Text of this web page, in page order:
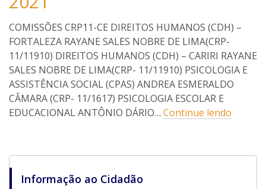
1
1
/
2
0
1
9
i
c
a
r
l
o
s
COMISSÕES CRP11-CE DIREITOS HUMANOS (CDH) –
FORTALEZA RAYANE SALES NOBRE DE LIMA(CRP-
11/11910) DIREITOS HUMANOS (CDH) – CARIRI RAYANE
SALES NOBRE DE LIMA(CRP- 11/11910) PSICOLOGIA E
ASSISTÊNCIA SOCIAL (CPAS) ANDREA ESMERALDO
CÂMARA (CRP- 11/1617) PSICOLOGIA ESCOLAR E
EDUCACIONAL ANTÔNIO DÁRIO… Continue lendo
Informação ao Cidadão